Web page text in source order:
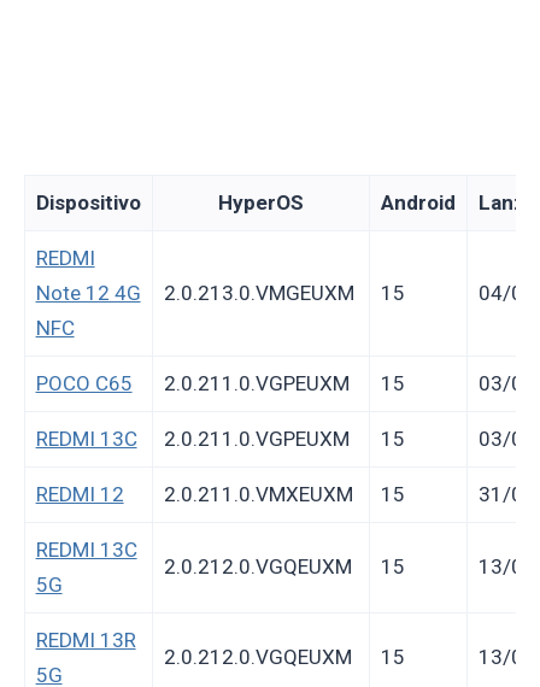
Dispositivo HyperOS Android
REDMI
Note 12 4G
NFC
2.0.213.0.VMGEUXM 15 04/
POCO C65 2.0.211.0.VGPEUXM 15 03/
REDMI 13C 2.0.211.0.VGPEUXM 15 03/
REDMI 12 2.0.211.0.VMXEUXM 15 31/
REDMI 13C
5G
2.0.212.0.VGQEUXM 15 13/
REDMI 13R
5G
2.0.212.0.VGQEUXM 15 13/